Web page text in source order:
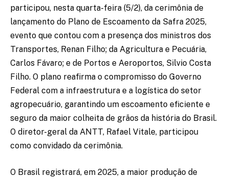
participou, nesta quarta-feira (5/2), da cerimônia de
lançamento do Plano de Escoamento da Safra 2025,
evento que contou com a presença dos ministros dos
Transportes, Renan Filho; da Agricultura e Pecuária,
Carlos Fávaro; e de Portos e Aeroportos, Silvio Costa
Filho. O plano reafirma o compromisso do Governo
Federal com a infraestrutura e a logística do setor
agropecuário, garantindo um escoamento eficiente e
seguro da maior colheita de grãos da história do Brasil.
O diretor-geral da ANTT, Rafael Vitale, participou
como convidado da cerimônia.
O Brasil registrará, em 2025, a maior produção de